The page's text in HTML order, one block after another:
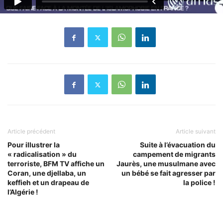
Article précédent
Pour illustrer la
« radicalisation » du
terroriste, BFM TV affiche un
Coran, une djellaba, un
keffieh et un drapeau de
l’Algérie !
Article suivant
Suite à l’évacuation du
campement de migrants
Jaurès, une musulmane avec
un bébé se fait agresser par
la police !